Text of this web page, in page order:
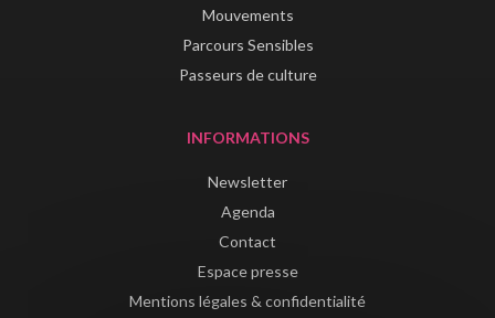
Mouvements
Parcours Sensibles
Passeurs de culture
INFORMATIONS
Newsletter
Agenda
Contact
Espace presse
Mentions légales & confidentialité